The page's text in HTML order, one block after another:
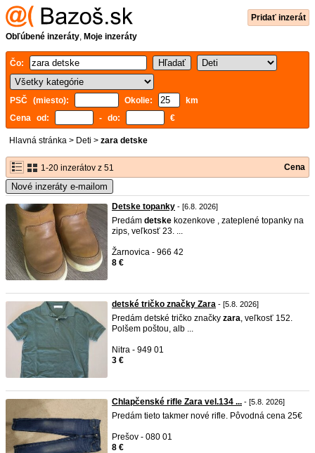
Pridať inzerát
Obľúbené inzeráty, Moje inzeráty
Čo:
PSČ (miesto): Okolie:
km
Cena od:
- do: €
Hlavná stránka > Deti > zara detske
1-20 inzerátov z 51 Cena
Nové inzeráty e-mailom
Detske topanky - [6.8. 2026]
Predám detske kozenkove , zateplené topanky na
zips, veľkosť 23. ...
Žarnovica - 966 42
8 €
detské tričko značky Zara - [5.8. 2026]
Predám detské tričko značky zara, veľkosť 152.
Polšem poštou, alb ...
Nitra - 949 01
3 €
Chlapčenské rifle Zara vel.134 ... - [5.8. 2026]
Predám tieto takmer nové rifle. Pôvodná cena 25€
Prešov - 080 01
8 €